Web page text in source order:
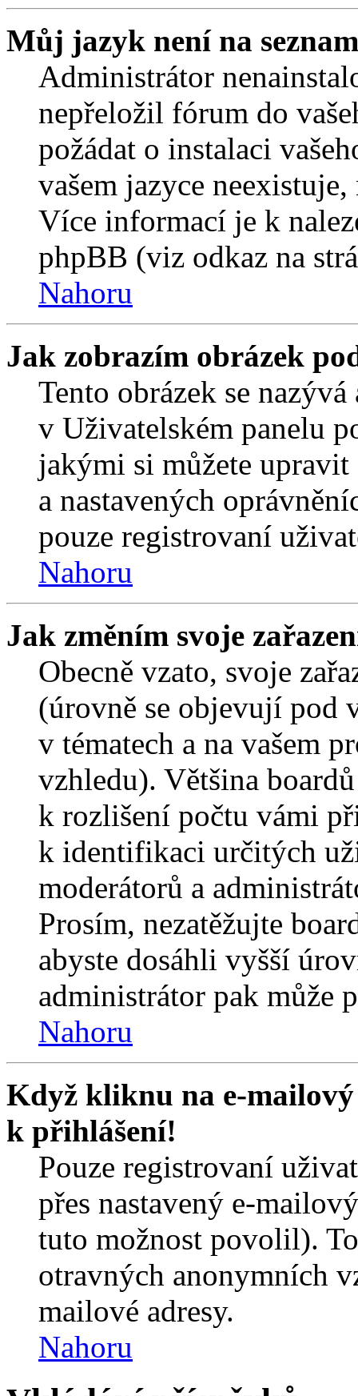
Můj jazyk není na
Administrátor
nepřeložil fórum do
požádat o instalaci
vašem jazyce
Více informací je k
phpBB (viz odkaz na
Nahoru
Jak zobrazím obrázek
Tento obrázek se
v Uživatelském panelu
jakými si můžete
a nastavených
pouze registrovaní
Nahoru
Jak změním svoje
Obecně vzato, svoje
(úrovně se objevují pod
v tématech a na vašem
vzhledu). Většina
k rozlišení počtu vámi
k identifikaci určitých
moderátorů a
Prosím, nezatěžujte
abyste dosáhli vyšší
administrátor pak může
Nahoru
Když kliknu na e-
k přihlášení!
Pouze registrovaní
přes nastavený e-
tuto možnost povolil).
otravných anonymních
mailové adresy.
Nahoru